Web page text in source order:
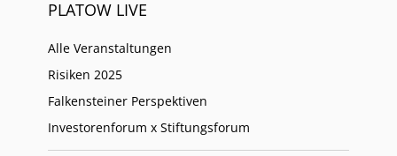
PLATOW LIVE
Alle Veranstaltungen
Risiken 2025
Falkensteiner Perspektiven
Investorenforum x Stiftungsforum